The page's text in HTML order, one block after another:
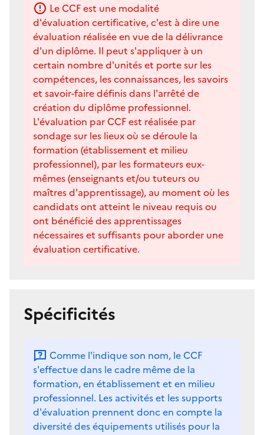
Le CCF est une modalité
d'évaluation certificative, c'est à dire une
évaluation réalisée en vue de la délivrance
d'un diplôme. Il peut s'appliquer à un
certain nombre d'unités et porte sur les
compétences, les connaissances, les savoirs
et savoir-faire définis dans l'arrêté de
création du diplôme professionnel.
L'évaluation par CCF est réalisée par
sondage sur les lieux où se déroule la
formation (établissement et milieu
professionnel), par les formateurs eux-
mêmes (enseignants et/ou tuteurs ou
maîtres d'apprentissage), au moment où les
candidats ont atteint le niveau requis ou
ont bénéficié des apprentissages
nécessaires et suffisants pour aborder une
évaluation certificative.
Spécificités
Comme l'indique son nom, le CCF
s'effectue dans le cadre même de la
formation, en établissement et en milieu
professionnel. Les activités et les supports
d'évaluation prennent donc en compte la
diversité des équipements utilisés pour la